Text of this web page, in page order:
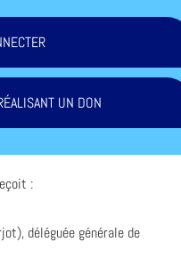
UN DON
:
déléguée générale de